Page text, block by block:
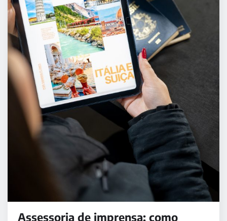
Assessoria de imprensa: como